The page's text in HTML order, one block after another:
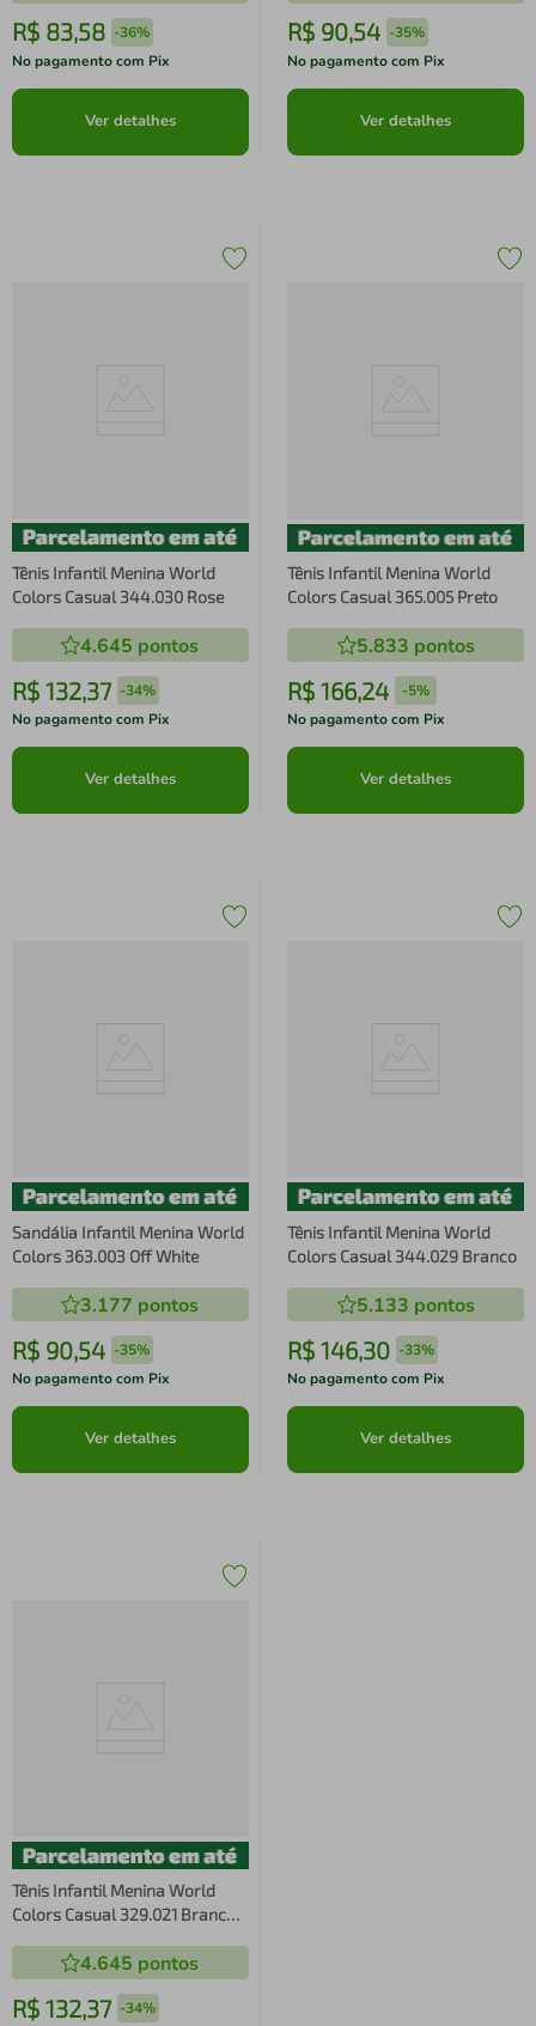
R$ 83,58 -36%
No pagamento com Pix
Ver detalhes
R$ 90,54 -35%
No pagamento com Pix
Ver detalhes
Tênis Infantil Menina World
Colors Casual 344.030 Rose
4.645 pontos
R$ 132,37 -34%
No pagamento com Pix
Ver detalhes
Tênis Infantil Menina World
Colors Casual 365.005 Preto
5.833 pontos
R$ 166,24 -5%
No pagamento com Pix
Ver detalhes
Sandália Infantil Menina World
Colors 363.003 Off White
3.177 pontos
R$ 90,54 -35%
No pagamento com Pix
Ver detalhes
Tênis Infantil Menina World
Colors Casual 344.029 Branco
5.133 pontos
R$ 146,30 -33%
No pagamento com Pix
Ver detalhes
Tênis Infantil Menina World
Colors Casual 329.021 Branco
4.645 pontos
R$ 132,37 -34%